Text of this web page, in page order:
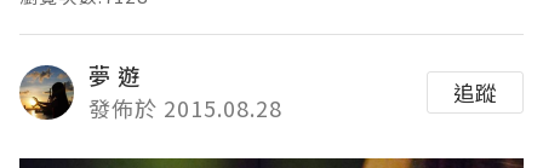
夢 遊
發佈於 2015.08.28
追蹤